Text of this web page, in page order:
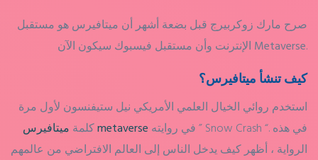
صرح مارك زوكربيرج قبل بضعة أشهر أن ميتافيرس هو مستقبل
Metaverse.
كيف تنشأ ميتافيرس؟
استخدم روائي الخيال العلمي الأمريكي نيل ستيفنسون لأول مرة
كلمةميتافيرس metaverse
الرواية ، أظهر كيف يدخل الناس إلى العالم الافتراضي من عالمهم